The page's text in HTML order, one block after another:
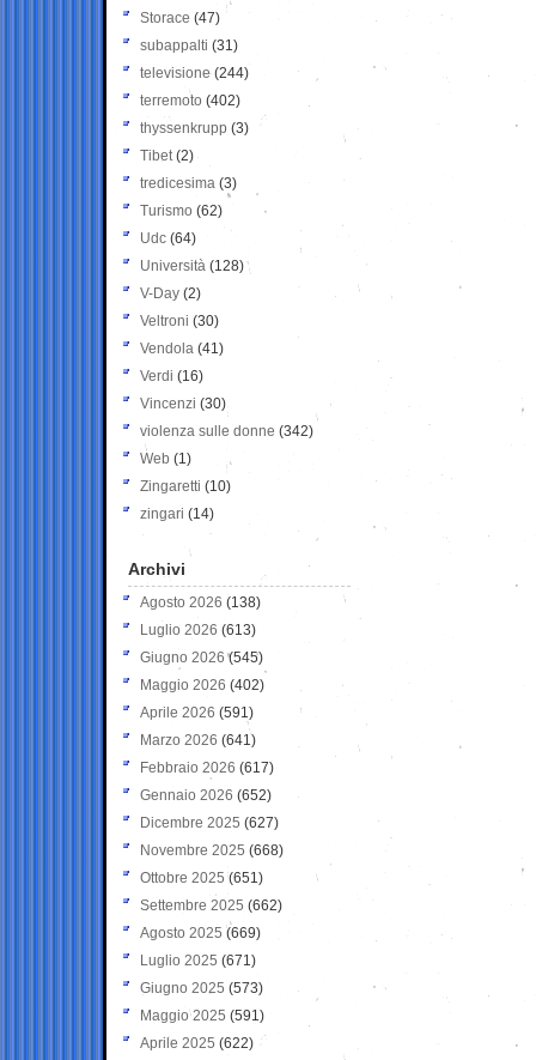
Storace (47)
subappalti (31)
televisione(244)
terremoto (402)
thyssenkrupp (3)
Tibet(2)
tredicesima (3)
Turismo (62)
Udc (64)
Università (128)
V-Day (2)
Veltroni (30)
Vendola (41)
Verdi (16)
Vincenzi (30)
violenza sulle donne (342)
Web (1)
Zingaretti (10)
zingari (14)
Archivi
Agosto 2026 (138)
Luglio 2026 (613)
Giugno 2026 (545)
Maggio 2026 (402)
Aprile 2026 (591)
Marzo 2026 (641)
Febbraio 2026 (617)
Gennaio 2026 (652)
Dicembre 2025 (627)
Novembre 2025 (668)
Ottobre 2025 (651)
Settembre 2025 (662)
Agosto 2025 (669)
Luglio 2025 (671)
Giugno 2025 (573)
Maggio 2025 (591)
Aprile 2025 (622)